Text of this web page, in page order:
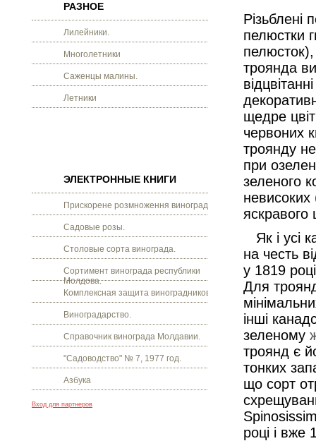
РАЗНОЕ
Лилейники.
Многолетники
Саженцы малины.
Летники
ЭЛЕКТРОННЫЕ КНИГИ
Прискорене розмноження винограду.
Садовые розы.
Столовые сорта винограда.
Сортимент винограда республики
Молдова.
Комплексная защита виноградников.
Виноградарство.
Справочник винограда Молдавии.
"Садоводство" № 7, 1977 год.
Азбука
Вход для партнеров
пелюстки
троянда
щедре
червоних
троянду
при
зеленого
яскравого
Як і усі
на честь
у 1819
Для
інші
зеленому
троянд є
тонких
що сорт
році і вже